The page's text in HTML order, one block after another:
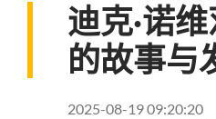
迪克·诺
的故事与
2025-08-19 09:20:20